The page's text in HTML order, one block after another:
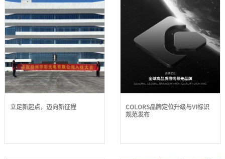
立足新起点，迈向新征程
COLORS品牌定位升级与VI标识
规范发布